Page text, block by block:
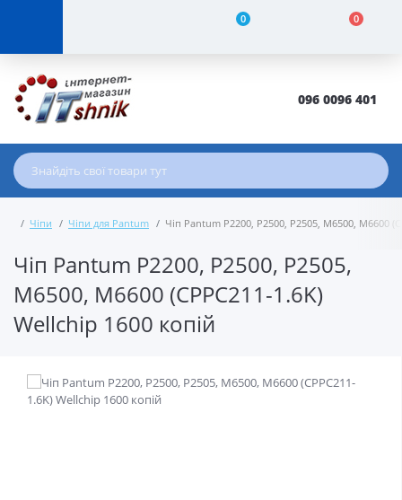
0 0
096 0096 401
Чіпи Чіпи для Pantum Чіп Pantum P2200, P2500, P2505, M6500, M6600
Чіп Pantum P2200, P2500, P2505,
M6500, M6600 (CPPC211-1.6K)
Wellchip 1600 копій